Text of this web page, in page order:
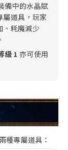
備中的水晶賦
屬道具，玩家
、耗魔減少
級 1 亦可使用
種專屬道具：